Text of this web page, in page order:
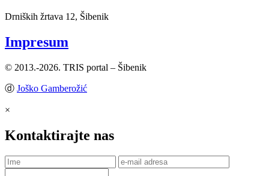
Drniških žrtava 12, Šibenik
Impresum
© 2013.-2026. TRIS portal – Šibenik
ⓓ Joško Gamberožić
×
Kontaktirajte nas